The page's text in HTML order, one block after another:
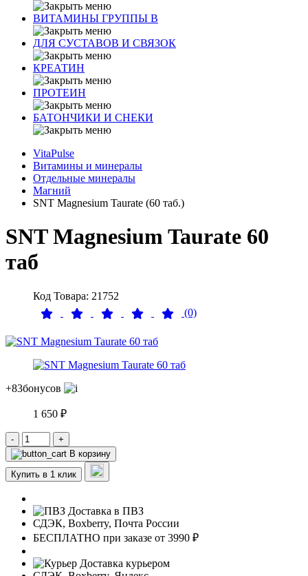
ВИТАМИНЫ ГРУППЫ В
ДЛЯ СУСТАВОВ И СВЯЗОК
КРЕАТИН
ПРОТЕИН
БАТОНЧИКИ И СНЕКИ
VitaPulse
Витамины и минералы
Отдельные минералы
Магний
SNT Magnesium Taurate (60 таб.)
SNT Magnesium Taurate 60
таб
Код Товара: 21752
(0)
+83бонусов
1 650 ₽
-
+
В корзину
Купить в 1 клик
Доставка в ПВЗ
СДЭК, Boxberry, Почта России
БЕСПЛАТНО при заказе от 3990 ₽
Доставка курьером